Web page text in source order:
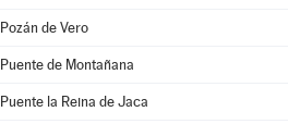
Pozán de Vero
Puente de Montañana
Puente la Reina de Jaca